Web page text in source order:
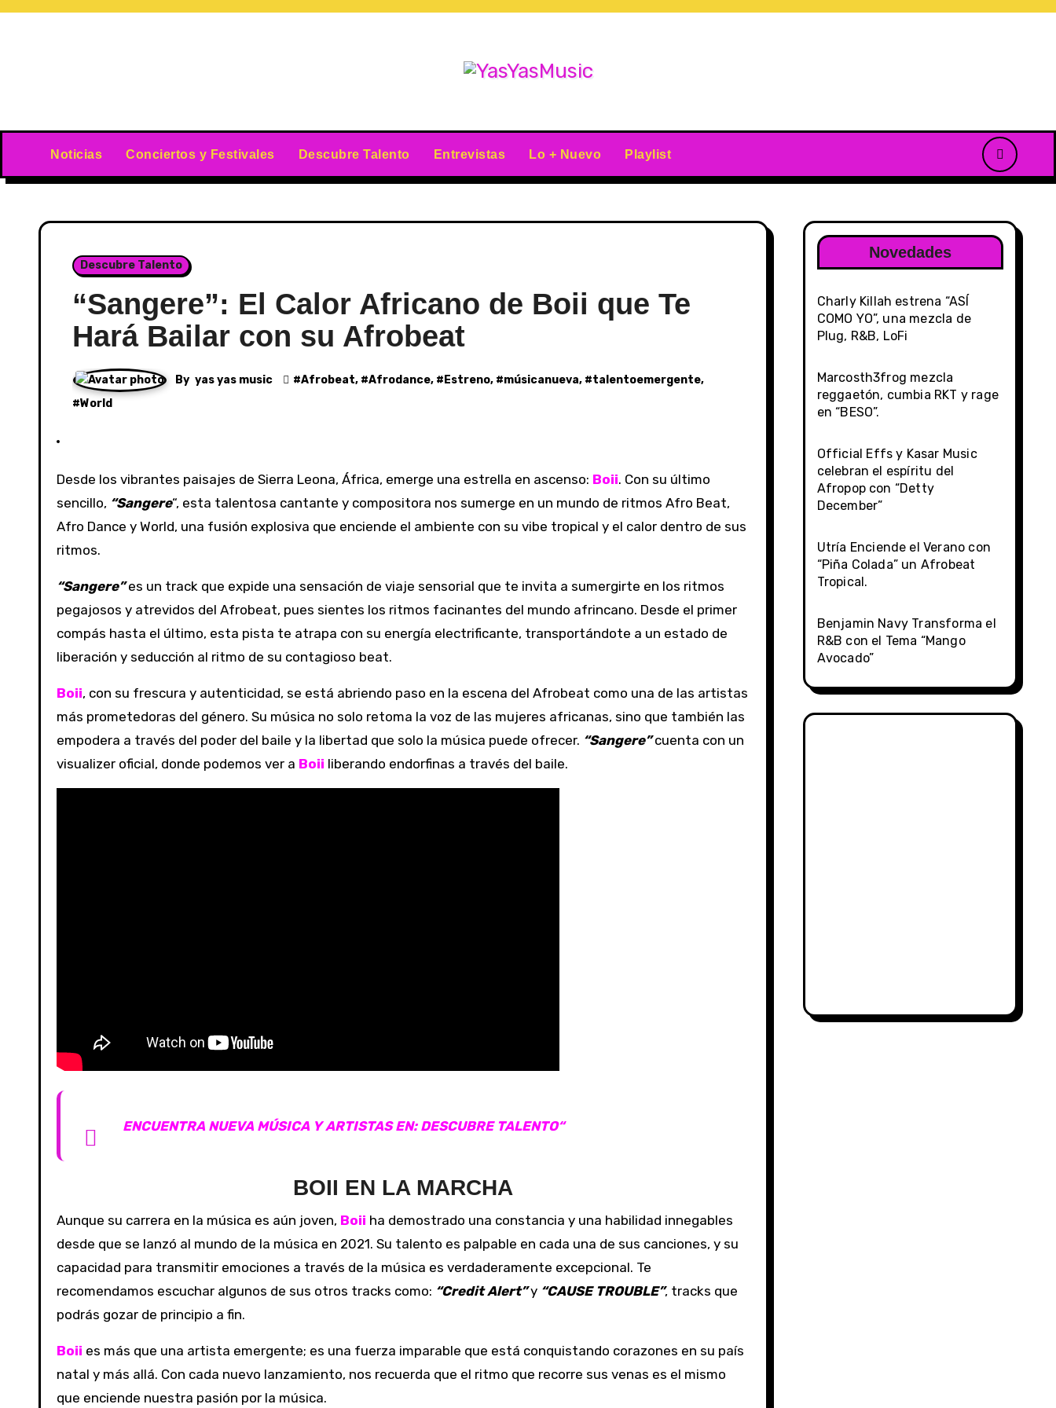
Skip
Noticias Conciertos y Festivales Descubre Talento Entrevistas Lo + Nuevo Playlist
Descubre Talento
“Sangere”: El Calor Africano de Boii que Te
Hará Bailar con su Afrobeat
By yas yas music #Afrobeat, #Afrodance, # Estreno, #músicanueva, #talentoemergente,
#World
Desde los vibrantes paisajes de Sierra Leona, África, emerge una estrella en ascenso: Boii. Con su último
sencillo, “Sangere“, esta talentosa cantante y compositora nos sumerge en un mundo de ritmos Afro Beat,
Afro Dance y World, una fusión explosiva que enciende el ambiente con su vibe tropical y el calor dentro de sus
ritmos.
“Sangere”es un track que expide una sensación de viaje sensorial que te invita a sumergirte en los ritmos
pegajosos y atrevidos del Afrobeat, pues sientes los ritmos facinantes del mundo afrincano. Desde el primer
compás hasta el último, esta pista te atrapa con su energía electrificante, transportándote a un estado de
liberación y seducción al ritmo de su contagioso beat.
Boii, con su frescura y autenticidad, se está abriendo paso en la escena del Afrobeat como una de las artistas
más prometedoras del género. Su música no solo retoma la voz de las mujeres africanas, sino que también las
empodera a través del poder del baile y la libertad que solo la música puede ofrecer. “Sangere”cuenta con un
visualizer oficial, donde podemos ver a Boii liberando endorfinas a través del baile.
ENCUENTRA NUEVA MÚSICA Y ARTISTAS EN: DESCUBRE TALENTO“
BOII EN LA MARCHA
Aunque su carrera en la música es aún joven, Boii ha demostrado una constancia y una habilidad innegables
desde que se lanzó al mundo de la música en 2021. Su talento es palpable en cada una de sus canciones, y su
capacidad para transmitir emociones a través de la música es verdaderamente excepcional. Te
recomendamos escuchar algunos de sus otros tracks como: “Credit Alert” y “CAUSE TROUBLE”, tracks que
podrás gozar de principio a fin.
Boii es más que una artista emergente; es una fuerza imparable que está conquistando corazones en su país
natal y más allá. Con cada nuevo lanzamiento, nos recuerda que el ritmo que recorre sus venas es el mismo
que enciende nuestra pasión por la música.
Novedades
Charly Killah estrena “ASÍ
COMO YO”, una mezcla de
Plug, R&B, LoFi
Marcosth3frog mezcla
reggaetón, cumbia RKT y rage
en “BESO”.
Official Effs y Kasar Music
celebran el espíritu del
Afropop con “Detty
December”
Utría Enciende el Verano con
“Piña Colada” un Afrobeat
Tropical.
Benjamin Navy Transforma el
R&B con el Tema “Mango
Avocado”